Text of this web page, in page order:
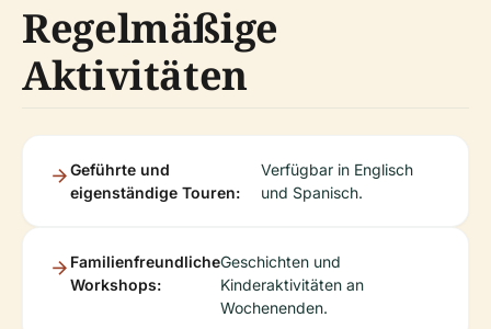
Regelmäßige
Aktivitäten
Geführte und
eigenständige Touren:
Verfügbar in Englisch
und Spanisch.
Familienfreundliche
Workshops:
Geschichten und
Kinderaktivitäten an
Wochenenden.